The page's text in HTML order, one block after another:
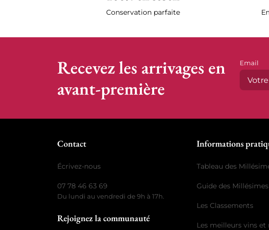
Conservation parfaite
Recevez les arrivages en
avant-première
Email
Contact
Écrivez-nous
07 78 46 63 69
Du lundi au vendredi de 9h à 17h.
Rejoignez la communauté
Informations
Tableau des
Guide des Millésimes
Les Classements
Les meilleurs vins